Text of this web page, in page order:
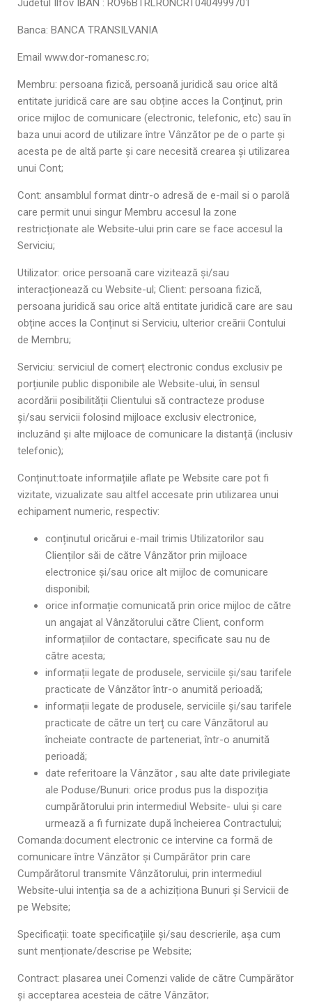
Judetul Ilfov IBAN : RO96BTRLRONCRT0404999701
Banca: BANCA TRANSILVANIA
Email www.dor-romanesc.ro;
Membru: persoana fizică, persoană juridică sau orice altă
entitate juridică care are sau obține acces la Conținut, prin
orice mijloc de comunicare (electronic, telefonic, etc) sau în
baza unui acord de utilizare între Vânzător pe de o parte și
acesta pe de altă parte și care necesită crearea și utilizarea
unui Cont;
Cont: ansamblul format dintr-o adresă de e-mail si o parolă
care permit unui singur Membru accesul la zone
restricționate ale Website-ului prin care se face accesul la
Serviciu;
Utilizator: orice persoană care vizitează și/sau
interacționează cu Website-ul; Client: persoana fizică,
persoana juridică sau orice altă entitate juridică care are sau
obține acces la Conținut si Serviciu, ulterior creării Contului
de Membru;
Serviciu: serviciul de comerț electronic condus exclusiv pe
porțiunile public disponibile ale Website-ului, în sensul
acordării posibilității Clientului să contracteze produse
și/sau servicii folosind mijloace exclusiv electronice,
incluzând și alte mijloace de comunicare la distanță (inclusiv
telefonic);
Conținut:toate informațiile aflate pe Website care pot fi
vizitate, vizualizate sau altfel accesate prin utilizarea unui
echipament numeric, respectiv:
conținutul oricărui e-mail trimis Utilizatorilor sau
Clienților săi de către Vânzător prin mijloace
electronice și/sau orice alt mijloc de comunicare
disponibil;
orice informație comunicată prin orice mijloc de către
un angajat al Vânzătorului către Client, conform
informațiilor de contactare, specificate sau nu de
către acesta;
informații legate de produsele, serviciile și/sau tarifele
practicate de Vânzător într-o anumită perioadă;
informații legate de produsele, serviciile și/sau tarifele
practicate de către un terț cu care Vânzătorul au
încheiate contracte de parteneriat, într-o anumită
perioadă;
date referitoare la Vânzător , sau alte date privilegiate
ale Poduse/Bunuri: orice produs pus la dispoziția
cumpărătorului prin intermediul Website- ului și care
urmează a fi furnizate după încheierea Contractului;
Comanda:document electronic ce intervine ca formă de
comunicare între Vânzător și Cumpărător prin care
Cumpărătorul transmite Vânzătorului, prin intermediul
Website-ului intenția sa de a achiziționa Bunuri și Servicii de
pe Website;
Specificații: toate specificațiile și/sau descrierile, așa cum
sunt menționate/descrise pe Website;
Contract: plasarea unei Comenzi valide de către Cumpărător
și acceptarea acesteia de către Vânzător;